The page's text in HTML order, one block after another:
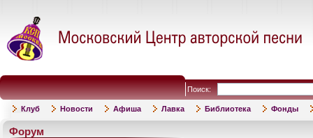
Поиск:
Клуб Новости Афиша Лавка Библиотека Фонды
Форум